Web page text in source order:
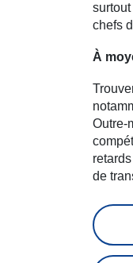
chefs
À
Outre-
de